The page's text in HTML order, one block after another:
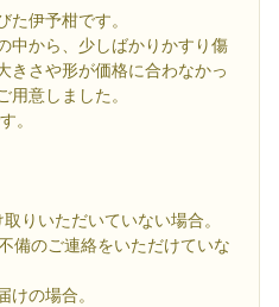
た伊予柑です。
中から、少しばかりかすり傷
きさや形が価格に合わなかっ
用意しました。
。
りいただいていない場合。
備のご連絡をいただけていな
けの場合。